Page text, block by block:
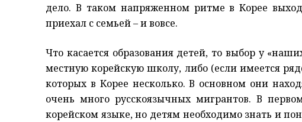
дело. В таком напряженном ритме в Корее
приехал с семьей – и вовсе.
Что касается образования детей, то выбор у
местную корейскую школу, либо (если имеется
которых в Корее несколько. В основном они
очень много русскоязычных мигрантов. В
корейском языке, но детям необходимо знать и